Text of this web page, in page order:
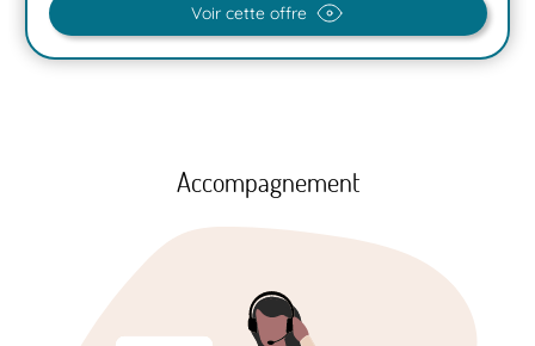
Voir cette offre
Accompagnement